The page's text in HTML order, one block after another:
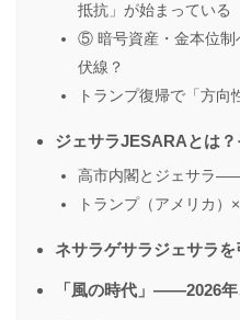
抵抗」が始まっている
⑤ 暗号資産・金本位
伏線？
トランプ復帰で「方向
ジェサラJESARAとは
高市内閣とジェサラ
トランプ（アメリカ
ネサラゲサラジェサラ
「風の時代」——2026